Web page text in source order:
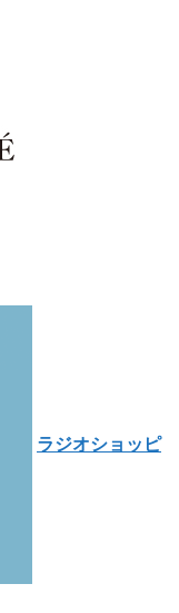
ラジオショッピ